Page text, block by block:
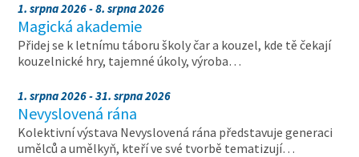
1. srpna 2026 - 8. srpna 2026
Magická akademie
Přidej se k letnímu táboru školy čar a kouzel, kde tě čekají
kouzelnické hry, tajemné úkoly, výroba…
1. srpna 2026 - 31. srpna 2026
Nevyslovená rána
Kolektivní výstava Nevyslovená rána představuje generaci
umělců a umělkyň, kteří ve své tvorbě tematizují…